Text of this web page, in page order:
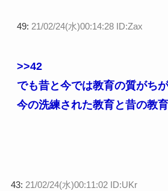
49: 21/02/24(水)00:14:28 ID:Zax
>>42
でも昔と今では教育の質がち
今の洗練された教育と昔の教育
43: 21/02/24(水)00:11:02 ID:UKr